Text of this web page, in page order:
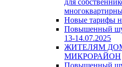
для
Новые тарифы
Повышенный
13-14.07.2025
ЖИТЕЛЯМ
МИКРОРАЙОН